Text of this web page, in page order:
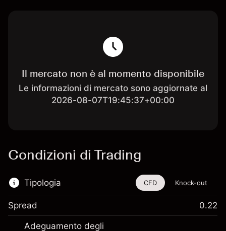
Il mercato non è al momento disponibile
Le informazioni di mercato sono aggiornate al
2026-08-07T19:45:37+00:00
Condizioni di Trading
Tipologia
Questo strumento finanziario è disponibile
per il trading di CFD e knock-out.
CFD Knock-out
Spread 0.22
Adeguamento degli